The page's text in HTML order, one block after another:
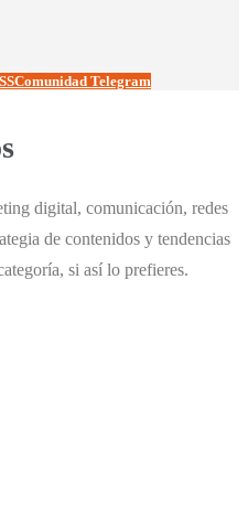
Comunidad Telegram
digital, comunicación, redes
de contenidos y tendencias
si así lo prefieres.